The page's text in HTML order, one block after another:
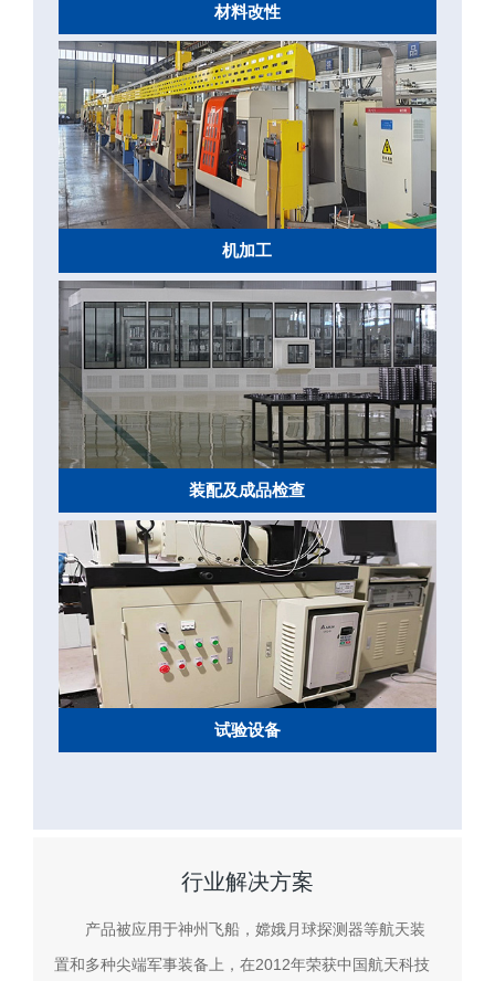
材料改性
机加工
装配及成品检查
试验设备
行业解决方案
产品被应用于神州飞船，嫦娥月球探测器等航天装
置和多种尖端军事装备上，在2012年荣获中国航天科技